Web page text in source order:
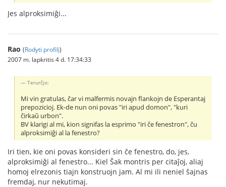
Jes alproksimiĝi...
Rao (Rodyti profilį)
2007 m. lapkritis 4 d. 17:34:33
Terurĉjo:
Mi vin gratulas, ĉar vi malfermis novajn flankojn de Esperantaj
prepozicioj. Ek-de nun oni povas "iri apud domon", "kuri
ĉirkaŭ urbon".
BV klarigi al mi, kion signifas la esprimo "iri ĉe fenestron", ĉu
alproksimiĝi al la fenestro?
Iri tien, kie oni povas konsideri sin ĉe fenestro, do, jes,
alproksimiĝi al fenestro... Kiel Ŝak montris per citaĵoj, aliaj
homoj elrezonis tiajn konstruojn jam. Al mi ili neniel ŝajnas
fremdaj, nur nekutimaj.